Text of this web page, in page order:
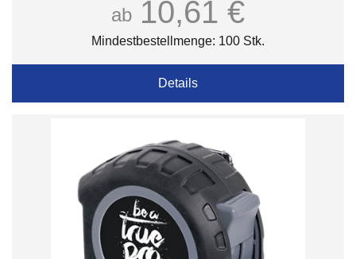
ab 10,61 €
Mindestbestellmenge: 100 Stk.
Details